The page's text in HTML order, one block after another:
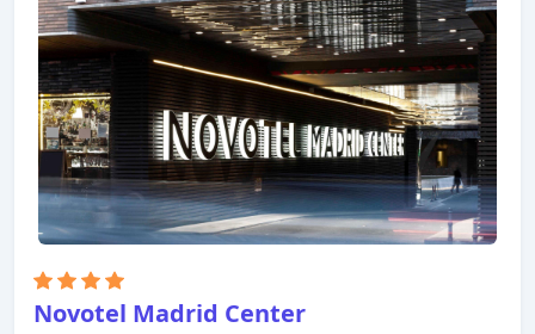
Beristirahatlah setelah seharian beraktivitas dan
nikmati hot tub, pusat kebugaran, sauna. Hotel Exe
Plaza menggabungkan keramahan yang hangat
dengan suasana yang indah untuk membuat
kunjungan Anda di Madrid tak terlupakan.
Novotel Madrid Center